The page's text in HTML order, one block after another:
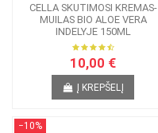
CELLA SKUTIMOSI KREMAS-
MUILAS BIO ALOE VERA
INDELYJE 150ML
10,00 €
Į KREPŠELĮ
−10%